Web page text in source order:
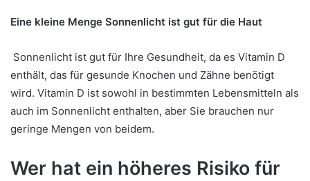
Eine kleine Menge Sonnenlicht ist gut für die Haut
Sonnenlicht ist gut für Ihre Gesundheit, da es Vitamin D
enthält, das für gesunde Knochen und Zähne benötigt
wird. Vitamin D ist sowohl in bestimmten Lebensmitteln als
auch im Sonnenlicht enthalten, aber Sie brauchen nur
geringe Mengen von beidem.
Wer hat ein höheres Risiko für